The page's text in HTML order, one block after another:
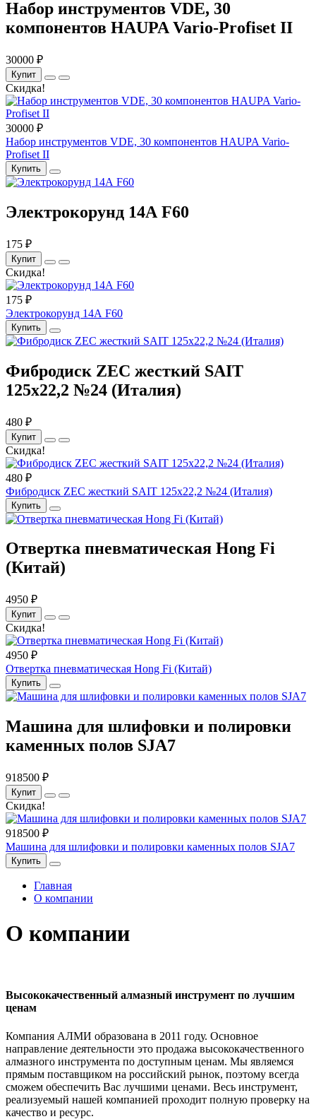
Набор инструментов VDE, 30
компонентов HAUPA Vario-Profiset II
30000 ₽
Купит
Скидка!
30000 ₽
Набор инструментов VDE, 30 компонентов HAUPA Vario-
Profiset II
Купить
Электрокорунд 14А F60
175 ₽
Купит
Скидка!
175 ₽
Электрокорунд 14А F60
Купить
Фибродиск ZEC жесткий SAIT
125х22,2 №24 (Италия)
480 ₽
Купит
Скидка!
480 ₽
Фибродиск ZEC жесткий SAIT 125х22,2 №24 (Италия)
Купить
Отвертка пневматическая Hong Fi
(Китай)
4950 ₽
Купит
Скидка!
4950 ₽
Отвертка пневматическая Hong Fi (Китай)
Купить
Машина для шлифовки и полировки
каменных полов SJA7
918500 ₽
Купит
Скидка!
918500 ₽
Машина для шлифовки и полировки каменных полов SJA7
Купить
Главная
О компании
О компании
Высококачественный алмазный инструмент по лучшим
ценам
Компания АЛМИ образована в 2011 году. Основное
направление деятельности это продажа высококачественного
алмазного инструмента по доступным ценам. Мы являемся
прямым поставщиком на российский рынок, поэтому всегда
сможем обеспечить Вас лучшими ценами. Весь инструмент,
реализуемый нашей компанией проходит полную проверку на
качество и ресурс.